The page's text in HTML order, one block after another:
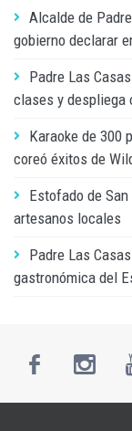
Alcalde de
gobierno declarar
Padre Las
clases y despliega
Karaoke de 300
coreó éxitos de
Estofado de
artesanos locales
Padre Las
gastronómica del